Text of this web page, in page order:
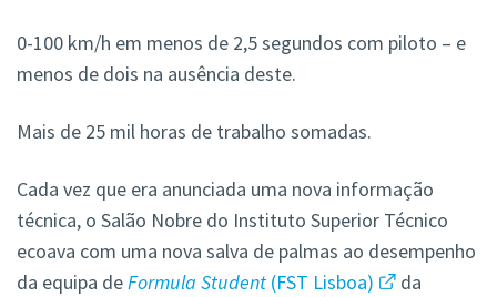
0-100 km/h em menos de 2,5 segundos com piloto – e
menos de dois na ausência deste.
Mais de 25 mil horas de trabalho somadas.
Cada vez que era anunciada uma nova informação
técnica, o Salão Nobre do Instituto Superior Técnico
ecoava com uma nova salva de palmas ao desempenho
da equipa deFormula Student (FST Lisboa)
da